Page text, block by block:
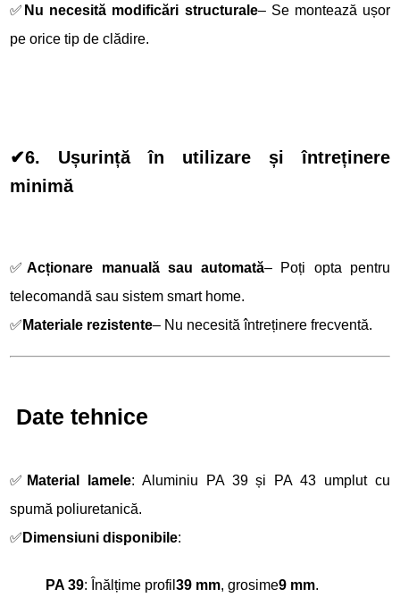
✅ Nu necesită modificări structurale– Se montează ușor
pe orice tip de clădire.
✔6. Ușurință în utilizare și întreținere
minimă
✅Acționare manuală sau automată– Poți opta pentru
telecomandă sau sistem smart home.
✅ Materiale rezistente– Nu necesită întreținere frecventă.
Date tehnice
✅ Material lamele: Aluminiu PA 39 și PA 43 umplut cu
spumă poliuretanică.
✅ Dimensiuni disponibile:
PA 39: Înălțime profil39 mm, grosime9 mm.